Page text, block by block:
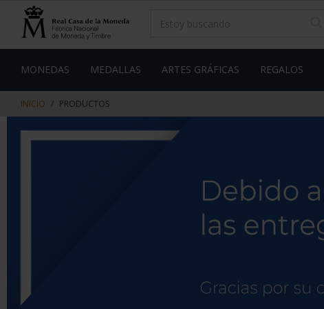
contenido
de
MONEDAS MEDALLAS ARTES GRÁFICAS REGALOS
INICIO PRODUCTOS